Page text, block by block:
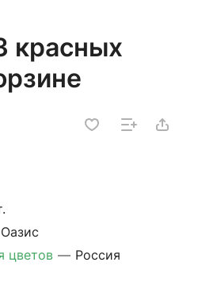
красных
цветов — Россия